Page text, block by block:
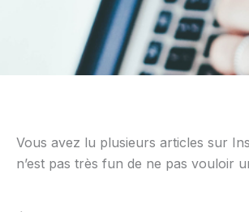
Vous avez lu plusieurs articles sur
n’est pas très fun de ne pas vouloir